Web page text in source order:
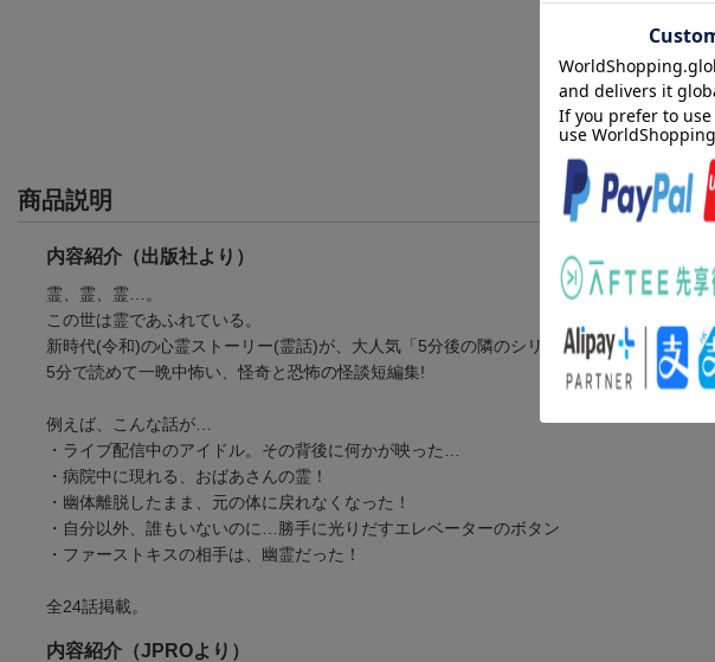
商品説明
内容紹介（出版社より）
霊、霊、霊…。
この世は霊であふれている。
新時代(令和)の心霊ストーリー(霊話)が、大人気「5分後の隣のシリーズ」に登場。
5分で読めて一晩中怖い、怪奇と恐怖の怪談短編集!
例えば、こんな話が…
・ライブ配信中のアイドル。その背後に何かが映った…
・病院中に現れる、おばあさんの霊！
・幽体離脱したまま、元の体に戻れなくなった！
・自分以外、誰もいないのに…勝手に光りだすエレベーターのボタン
・ファーストキスの相手は、幽霊だった！
全24話掲載。
内容紹介（JPROより）